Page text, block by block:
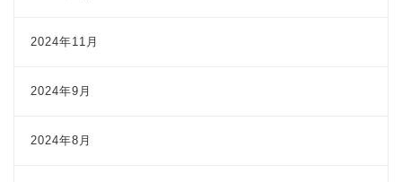
2024年11月
2024年9月
2024年8月